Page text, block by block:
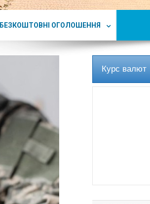
БЕЗКОШТОВНІ ОГОЛОШЕННЯ
Курс валют